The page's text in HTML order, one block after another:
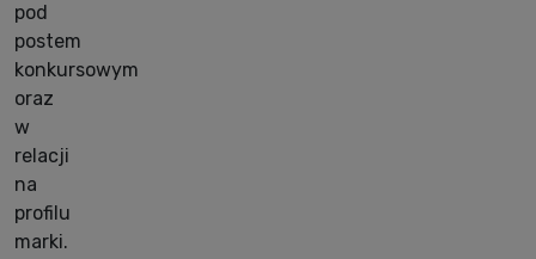
pod
postem
konkursowym
oraz
w
relacji
na
profilu
marki.